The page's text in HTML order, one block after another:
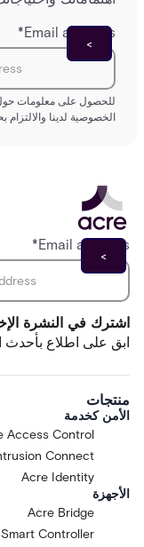
Email address
*
للحصول على معلومات حول
الخصوصية لدينا
اشترك في النشرة
ابق على اطلاع بأحدث
Email address
*
منتجات
الأمن كخدمة
Access Control
Connect
Acre Identity
الأجهزة
Acre Bridge
Controller